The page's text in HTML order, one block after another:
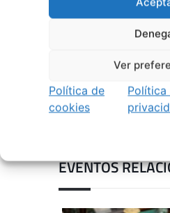
Ver
Política de
cookies
Política
EVENTOS